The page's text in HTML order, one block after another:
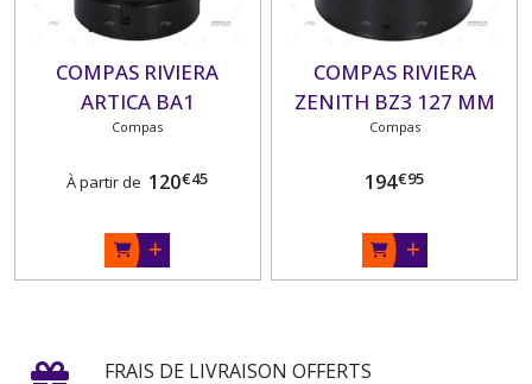
COMPAS RIVIERA
ARTICA BA1
ENCASTRABLE
Compas
À partir de 120€45
COMPAS RIVIERA
ZENITH BZ3 127 MM
SUR FUT
Compas
194€95
FRAIS DE LIVRAISON OFFERTS